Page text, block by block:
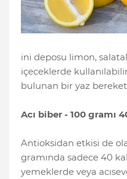
ini deposu limon,
içeceklerde
bulunan bir yaz
Acı biber - 100 gramı
Antioksidan etkisi de
gramında sadece 40
yemeklerde veya